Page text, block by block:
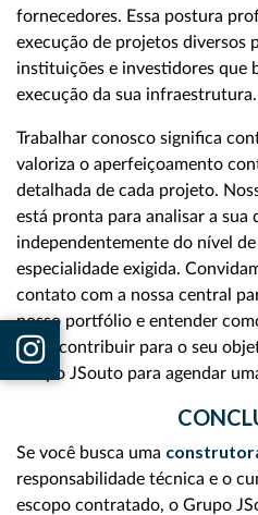
fornecedores. Essa postura
execução de projetos diversos
instituições e investidores que
execução da sua infraestrutura.
Trabalhar conosco significa
valoriza o aperfeiçoamento
detalhada de cada projeto.
está pronta para analisar a sua
independentemente do nível
especialidade exigida.
contato com a nossa central
nosso portfólio e entender
pode contribuir para o seu
Grupo JSouto para agendar
Se você busca uma
responsabilidade técnica e o
escopo contratado, o Grupo